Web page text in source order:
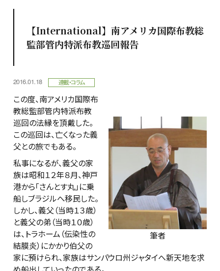
【International】南アメリカ国際布教総
監部管内特派布教巡回報告
2016.01.18 連載・コラム
筆者
この度、南アメリカ国際布
教総監部管内特派布教
巡回の法縁を頂戴した。
この巡回は、亡くなった義
父との旅でもある。
私事になるが、義父の家
族は昭和１２年８月、神戸
港から「さんとす丸」に乗
船しブラジルへ移民した。
しかし、義父（当時１３歳）
と義父の弟（当時１０歳）
は、トラホーム（伝染性の
結膜炎）にかかり伯父の
家に預けられ、家族はサンパウロ州ジャタイへ新天地を求